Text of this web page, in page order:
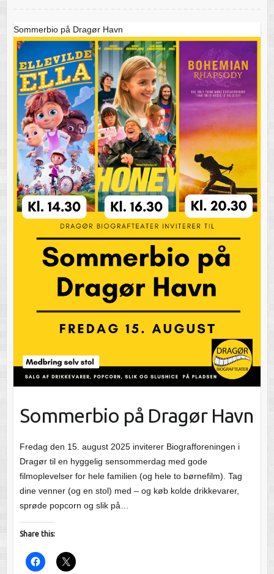
Sommerbio på Dragør Havn
Sommerbio på Dragør Havn
Fredag den 15. august 2025 inviterer Biografforeningen i
Dragør til en hyggelig sensommerdag med gode
filmoplevelser for hele familien (og hele to børnefilm). Tag
dine venner (og en stol) med – og køb kolde drikkevarer,
sprøde popcorn og slik på…
Share this: